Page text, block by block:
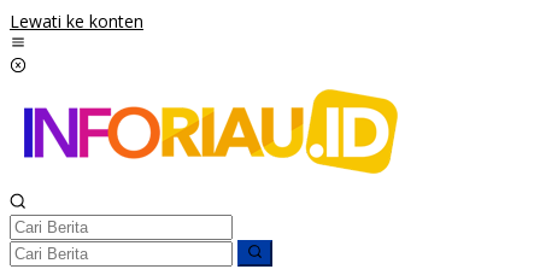
Lewati ke konten